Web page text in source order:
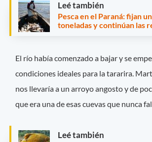
Leé también
Pesca en el Paraná: fijan
toneladas y continúan las
El río había comenzado a bajar y se
condiciones ideales para la tararira.
nos llevaría a un arroyo angosto y de
que era una de esas cuevas que nunca
Leé también